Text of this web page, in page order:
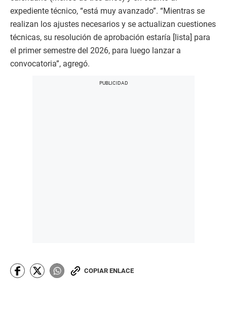
expediente técnico, “está muy avanzado”. “Mientras se
realizan los ajustes necesarios y se actualizan cuestiones
técnicas, su resolución de aprobación estaría [lista] para
el primer semestre del 2026, para luego lanzar a
convocatoria”, agregó.
COPIAR ENLACE